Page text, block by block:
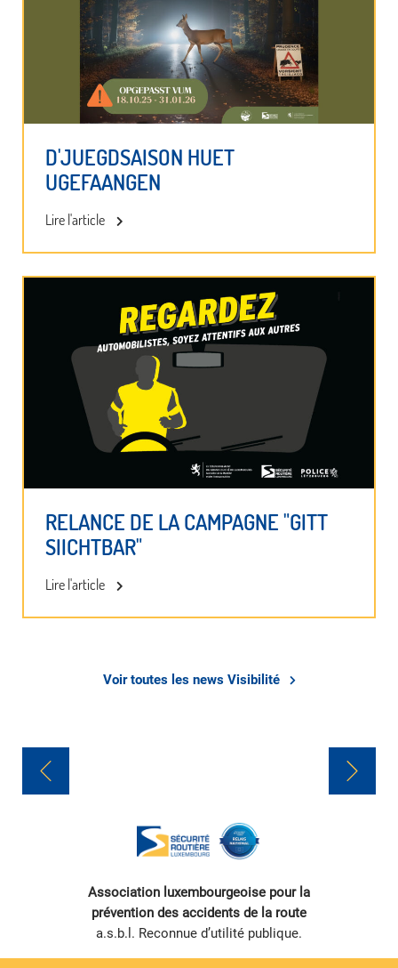
D'JUEGDSAISON HUET
UGEFAANGEN
Lire l'article
RELANCE DE LA CAMPAGNE "GITT
SIICHTBAR"
Lire l'article
Voir toutes les news Visibilité
Association luxembourgeoise pour la
prévention des accidents de la route
a.s.b.l. Reconnue d’utilité publique.